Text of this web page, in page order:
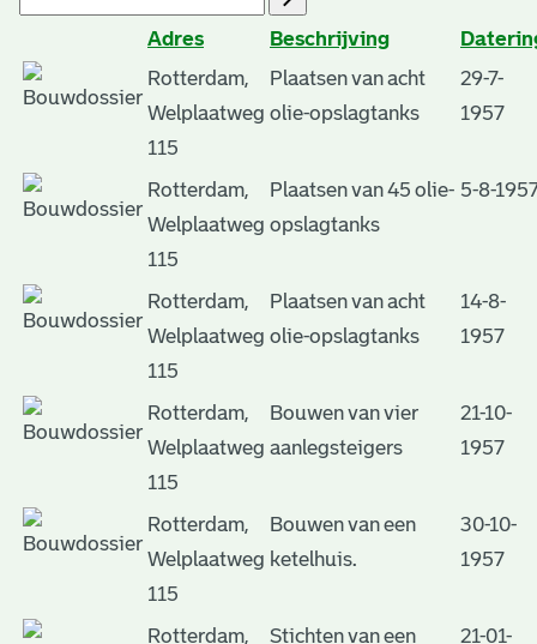
Adres Beschrijving
Rotterdam,
Welplaatweg
115
Plaatsen van acht
olie-opslagtanks
29-7-
1957
Rotterdam,
Welplaatweg
115
Plaatsen van 45 olie-
opslagtanks
5-8-
Rotterdam,
Welplaatweg
115
Plaatsen van acht
olie-opslagtanks
14-8-
1957
Rotterdam,
Welplaatweg
115
Bouwen van vier
aanlegsteigers
21-10-
1957
Rotterdam,
Welplaatweg
115
Bouwen van een
ketelhuis.
30-10-
1957
Rotterdam, Stichten van een 21-01-